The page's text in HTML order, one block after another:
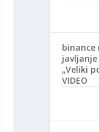
binance
„Veliki
VIDEO